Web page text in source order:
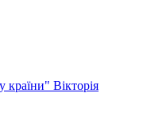
Вікторія